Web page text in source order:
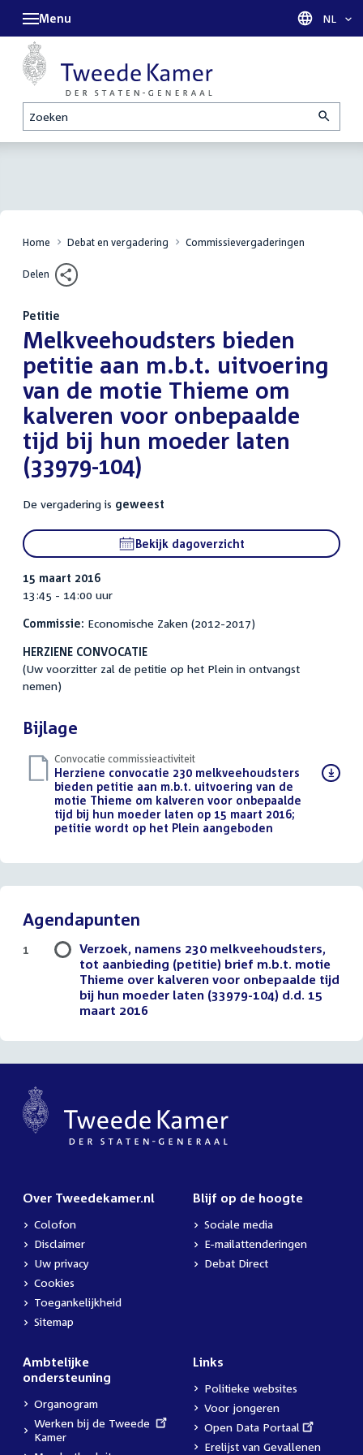
Zoeken
Menu Taal
NL
Home Debat en vergadering Commissievergaderingen
Delen
Petitie
:Melkveehoudsters bieden
petitie aan m.b.t. uitvoering
van de motie Thieme om
kalveren voor onbepaalde
tijd bij hun moeder laten
(33979-104)
De vergadering is geweest
Bekijk dagoverzicht
15 maart 2016
13:45 - 14:00 uur
Commissie: Economische Zaken (2012-2017)
HERZIENE CONVOCATIE
(Uw voorzitter zal de petitie op het Plein in ontvangst
nemen)
Bijlage
Convocatie commissieactiviteit
Download
bestand:
Herziene convocatie 230 melkveehoudsters
bieden petitie aan m.b.t. uitvoering van de
motie Thieme om kalveren voor onbepaalde
tijd bij hun moeder laten op 15 maart 2016;
petitie wordt op het Plein aangeboden
Agendapunten
Verzoek, namens 230 melkveehoudsters,
tot aanbieding (petitie) brief m.b.t. motie
Thieme over kalveren voor onbepaalde tijd
bij hun moeder laten (33979-104) d.d. 15
maart 2016
1
Over Tweedekamer.nl
Colofon
Disclaimer
Uw privacy
Cookies
Toegankelijkheid
Sitemap
Blijf op de hoogte
Sociale media
E-mailattenderingen
Debat Direct
Ambtelijke
ondersteuning
Organogram
External
link:
Werken bij de Tweede
Kamer
Links
Politieke websites
Voor jongeren
External
link:
Open Data Portaal
Erelijst van Gevallenen